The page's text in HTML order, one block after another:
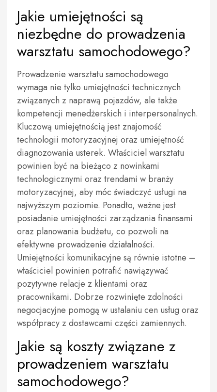
Jakie umiejętności są
niezbędne do prowadzenia
warsztatu samochodowego?
Prowadzenie warsztatu samochodowego
wymaga nie tylko umiejętności technicznych
związanych z naprawą pojazdów, ale także
kompetencji menedżerskich i interpersonalnych.
Kluczową umiejętnością jest znajomość
technologii motoryzacyjnej oraz umiejętność
diagnozowania usterek. Właściciel warsztatu
powinien być na bieżąco z nowinkami
technologicznymi oraz trendami w branży
motoryzacyjnej, aby móc świadczyć usługi na
najwyższym poziomie. Ponadto, ważne jest
posiadanie umiejętności zarządzania finansami
oraz planowania budżetu, co pozwoli na
efektywne prowadzenie działalności.
Umiejętności komunikacyjne są równie istotne –
właściciel powinien potrafić nawiązywać
pozytywne relacje z klientami oraz
pracownikami. Dobrze rozwinięte zdolności
negocjacyjne pomogą w ustalaniu cen usług oraz
współpracy z dostawcami części zamiennych.
Jakie są koszty związane z
prowadzeniem warsztatu
samochodowego?